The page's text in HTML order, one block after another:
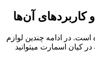
کاربردهای آن‌ها
است. در ادامه چندین لوازم
کیان اسمارت میتوانید